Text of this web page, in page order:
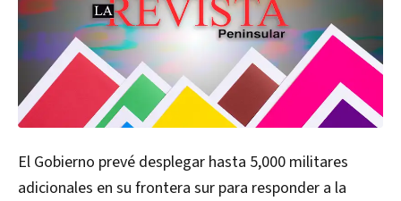
El Gobierno prevé desplegar hasta 5,000 militares
adicionales en su frontera sur para responder a la